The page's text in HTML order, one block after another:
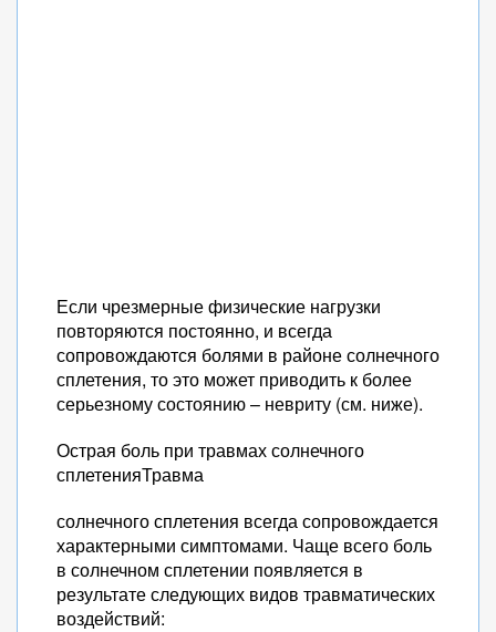
Если чрезмерные физические нагрузки
повторяются постоянно, и всегда
сопровождаются болями в районе солнечного
сплетения, то это может приводить к более
серьезному состоянию – невриту (см. ниже).
Острая боль при травмах солнечного
сплетенияТравма
солнечного сплетения всегда сопровождается
характерными симптомами. Чаще всего боль
в солнечном сплетении появляется в
результате следующих видов травматических
воздействий: